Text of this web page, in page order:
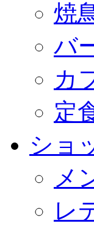
焼
バ
カ
定
ショ
メ
レ